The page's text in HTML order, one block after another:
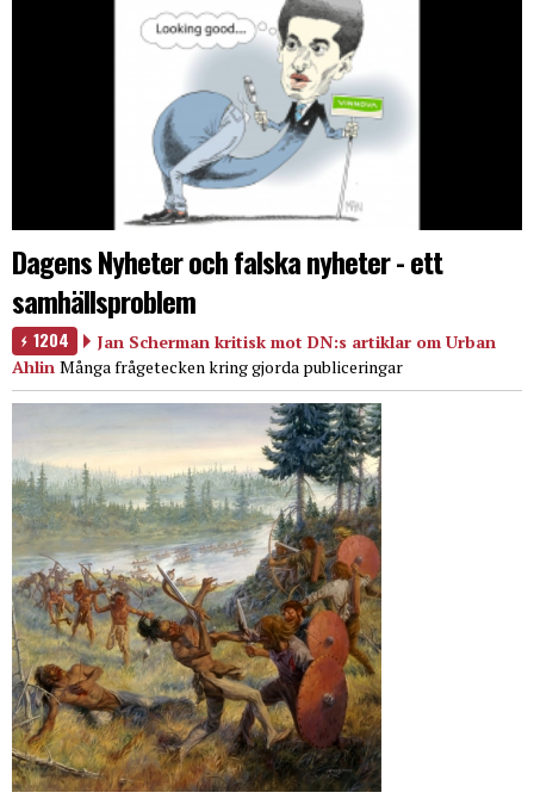
Dagens Nyheter och falska nyheter - ett
samhällsproblem
1204
Jan Scherman kritisk mot DN:s artiklar om Urban
Ahlin Många frågetecken kring gjorda publiceringar